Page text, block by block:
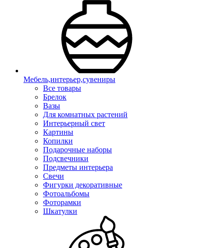
Мебель,интерьер,сувениры
Все товары
Брелок
Вазы
Для комнатных растений
Интерьерный свет
Картины
Копилки
Подарочные наборы
Подсвечники
Предметы интерьера
Свечи
Фигурки декоративные
Фотоальбомы
Фоторамки
Шкатулки